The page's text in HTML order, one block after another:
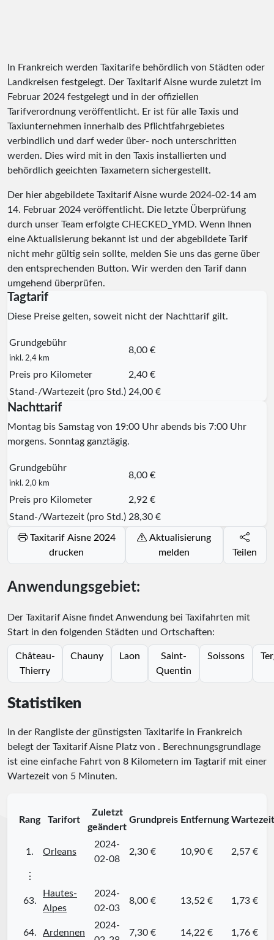
In Frankreich werden Taxitarife behördlich von Städten oder
Landkreisen festgelegt. Der Taxitarif Aisne wurde zuletzt im
Februar 2024 festgelegt und in der offiziellen
Tarifverordnung veröffentlicht. Er ist für alle Taxis und
Taxiunternehmen innerhalb des Pflichtfahrgebietes
verbindlich und darf weder über- noch unterschritten
werden. Dies wird mit in den Taxis installierten und
behördlich geeichten Taxametern sichergestellt.
Der hier abgebildete Taxitarif Aisne wurde 2024-02-14 am
14. Februar 2024 veröffentlicht. Die letzte Überprüfung
durch unser Team erfolgte CHECKED_YMD. Wenn Ihnen
eine Aktualisierung bekannt ist und der abgebildete Tarif
nicht mehr gültig sein sollte, melden Sie uns das gerne über
den entsprechenden Button. Wir werden den Tarif dann
umgehend überprüfen.
Tagtarif
Diese Preise gelten, soweit nicht der Nachttarif gilt.
Grundgebühr
inkl. 2,4 km
8,00 €
Preis pro Kilometer
2,40 €
Stand-/Wartezeit (pro Std.) 24,00 €
Nachttarif
Montag bis Samstag von 19:00 Uhr abends bis 7:00 Uhr
morgens. Sonntag ganztägig.
Grundgebühr
inkl. 2,0 km
8,00 €
Preis pro Kilometer
2,92 €
Stand-/Wartezeit (pro Std.) 28,30 €
Taxitarif Aisne 2024
drucken
Aktualisierung
melden
Teilen
Anwendungsgebiet:
Der Taxitarif Aisne findet Anwendung bei Taxifahrten mit
Start in den folgenden Städten und Ortschaften:
Château-
Thierry
Chauny Laon
Saint-
Quentin
Soissons
Statistiken
In der Rangliste der günstigsten Taxitarife in Frankreich
belegt der Taxitarif Aisne Platz von . Berechnungsgrundlage
ist eine einfache Fahrt von 8 Kilometern im Tagtarif mit einer
Wartezeit von 5 Minuten.
Rang Tarifort
Zuletzt
geändert
Grundpreis Entfernung Wartezeit
1. Orleans
2024-
02-08
2,30 € 10,90 € 2,57 €
⋮
63.
Hautes-
Alpes
2024-
02-03
8,00 € 13,52 € 1,73 €
64. Ardennen
2024-
7,30 € 14,22 € 1,76 €